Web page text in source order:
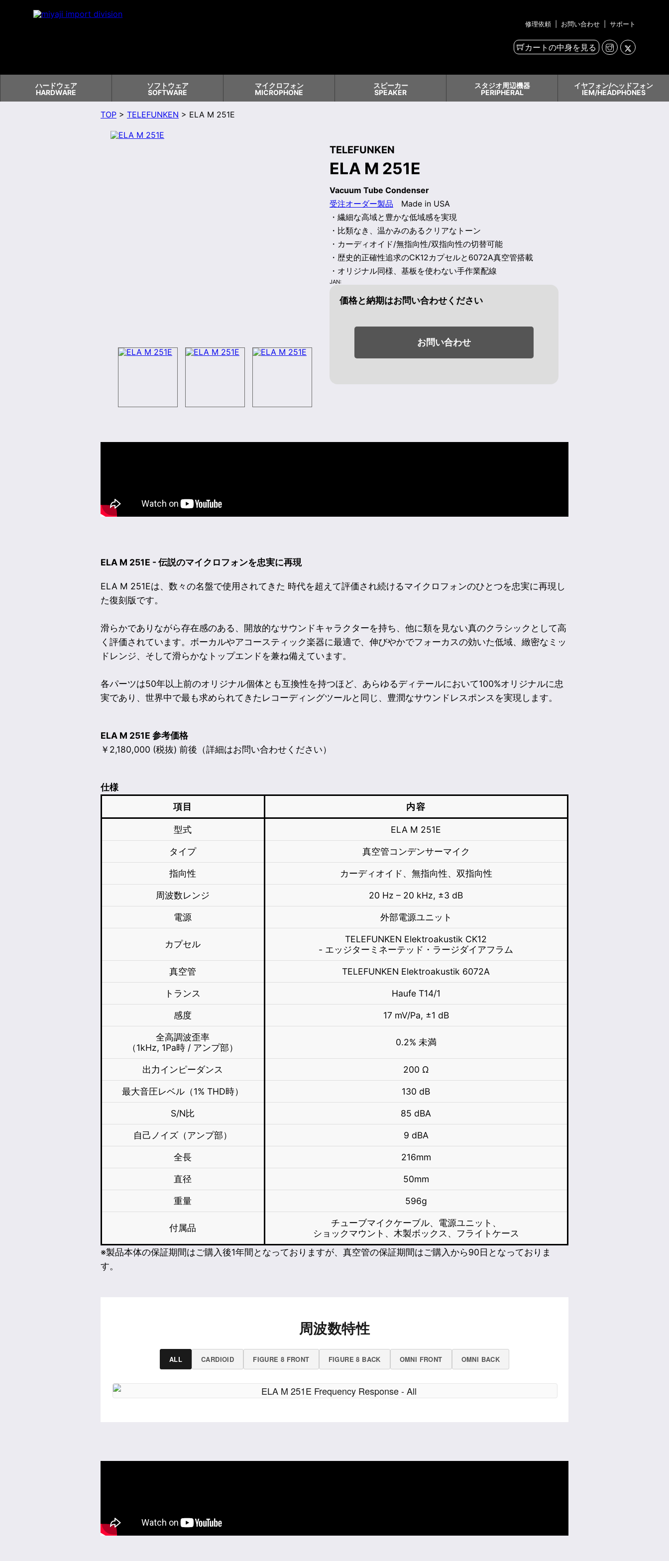
修理依頼 お問い合わせ サポート
カートの中身を見る
ハードウェア
HARDWARE
ソフトウェア
SOFTWARE
マイクロフォン
MICROPHONE
スピーカー
SPEAKER
スタジオ周辺機器
PERIPHERAL
イヤフォン/ヘッドフォン
IEM/HEADPHONES
TOP> TELEFUNKEN > ELA M 251E
TELEFUNKEN
ELA M 251E
Vacuum Tube Condenser
受注オーダー製品 Made in USA
・繊細な高域と豊かな低域感を実現
・比類なき、温かみのあるクリアなトーン
・カーディオイド/無指向性/双指向性の切替可能
・歴史的正確性追求のCK12カプセルと6072A真空管搭載
・オリジナル同様、基板を使わない手作業配線
JAN:
価格と納期はお問い合わせください
お問い合わせ
ELA M 251E - 伝説のマイクロフォンを忠実に再現
ELA M 251Eは、数々の名盤で使用されてきた 時代を超えて評価され続けるマイクロフォンのひとつを忠実に再現し
た復刻版です。
滑らかでありながら存在感のある、開放的なサウンドキャラクターを持ち、他に類を見ない真のクラシックとして高
く評価されています。ボーカルやアコースティック楽器に最適で、伸びやかでフォーカスの効いた低域、緻密なミッ
ドレンジ、そして滑らかなトップエンドを兼ね備えています。
各パーツは50年以上前のオリジナル個体とも互換性を持つほど、あらゆるディテールにおいて100%オリジナルに忠
実であり、世界中で最も求められてきたレコーディングツールと同じ、豊潤なサウンドレスポンスを実現します。
ELA M 251E 参考価格
￥2,180,000 (税抜) 前後（詳細はお問い合わせください）
仕様
項目
内容
型式 ELA M 251E
タイプ 真空管コンデンサーマイク
指向性 カーディオイド、無指向性、双指向性
周波数レンジ 20 Hz – 20 kHz, ±3 dB
電源 外部電源ユニット
カプセル
TELEFUNKEN Elektroakustik CK12
- エッジターミネーテッド・ラージダイアフラム
真空管 TELEFUNKEN Elektroakustik 6072A
トランス Haufe T14/1
感度 17 mV/Pa, ±1 dB
全高調波歪率
（1kHz, 1Pa時 / アンプ部）
0.2% 未満
出力インピーダンス 200 Ω
最大音圧レベル（1% THD時） 130 dB
S/N比 85 dBA
自己ノイズ（アンプ部） 9 dBA
全長 216mm
直径 50mm
重量 596g
付属品
チューブマイクケーブル、電源ユニット、
ショックマウント、木製ボックス、フライトケース
※製品本体の保証期間はご購入後1年間となっておりますが、真空管の保証期間はご購入から90日となっておりま
す。
周波数特性
ALL CARDIOID FIGURE 8 FRONT FIGURE 8 BACK OMNI FRONT OMNI BACK